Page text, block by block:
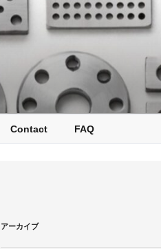
Contact FAQ
アーカイブ